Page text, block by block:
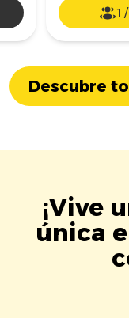
1 /
Descubre
¡Vive
única